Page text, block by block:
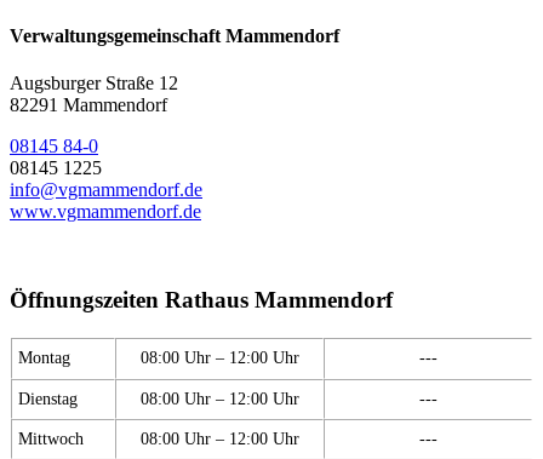
Verwaltungsgemeinschaft Mammendorf
Augsburger Straße 12
82291 Mammendorf
08145 84-0
08145 1225
info@vgmammendorf.de
www.vgmammendorf.de
Öffnungszeiten Rathaus Mammendorf
Montag 08:00 Uhr – 12:00 Uhr ---
Dienstag 08:00 Uhr – 12:00 Uhr ---
Mittwoch 08:00 Uhr – 12:00 Uhr ---